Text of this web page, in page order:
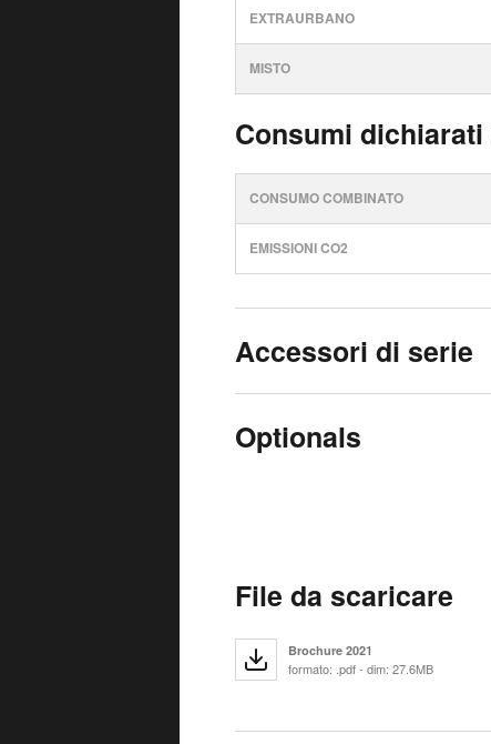
EXTRAURBANO
MISTO
Consumi dichiarati
CONSUMO COMBINATO
EMISSIONI CO2
Accessori di serie
Optionals
File da scaricare
Brochure 2021
formato: .pdf - dim: 27.6MB